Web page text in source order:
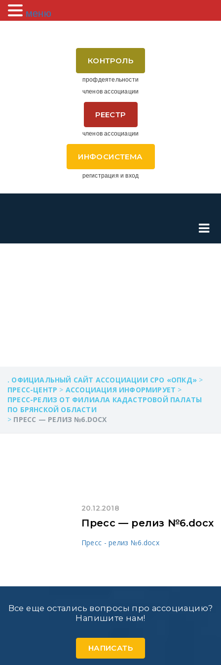
КОНТРОЛЬ
профдеятельности
членов ассоциации
РЕЕСТР
членов ассоциации
ИНФОСИСТЕМА
регистрация и вход
. ОФИЦИАЛЬНЫЙ САЙТ АССОЦИАЦИИ СРО «ОПКД» >
ПРЕСС-ЦЕНТР > АССОЦИАЦИЯ ИНФОРМИРУЕТ >
ПРЕСС-РЕЛИЗ ОТ ФИЛИАЛА КАДАСТРОВОЙ ПАЛАТЫ
ПО БРЯНСКОЙ ОБЛАСТИ
> ПРЕСС — РЕЛИЗ №6.DOCX
20.12.2018
Пресс — релиз №6.docx
Пресс - релиз №6.docx
Все еще остались вопросы про ассоциацию?
Напишите нам!
НАПИСАТЬ
меню